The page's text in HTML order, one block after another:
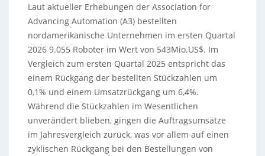
Laut aktueller Erhebungen der Association for
Advancing Automation (A3) bestellten
nordamerikanische Unternehmen im ersten Quartal
2026 9.055 Roboter im Wert von 543Mio.US$. Im
Vergleich zum ersten Quartal 2025 entspricht das
einem Rückgang der bestellten Stückzahlen um
0,1% und einem Umsatzrückgang um 6,4%.
Während die Stückzahlen im Wesentlichen
unverändert blieben, gingen die Auftragsumsätze
im Jahresvergleich zurück, was vor allem auf einen
zyklischen Rückgang bei den Bestellungen von